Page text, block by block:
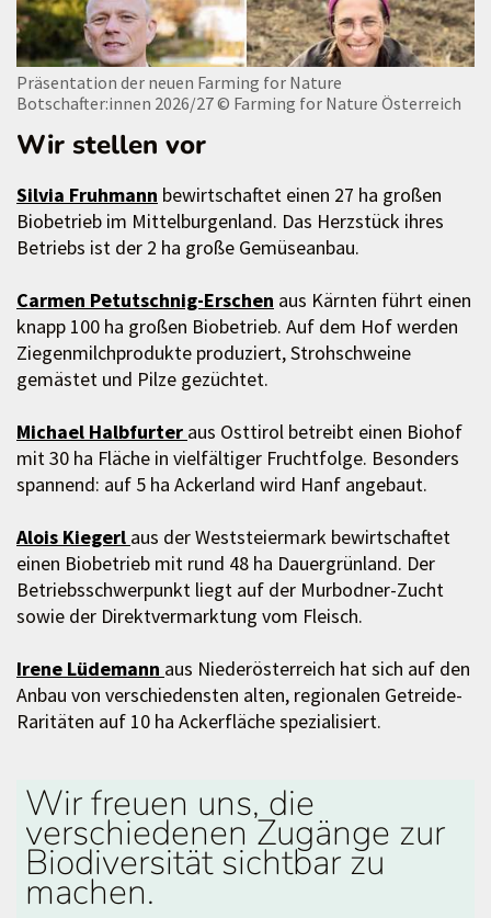
Präsentation der neuen Farming for Nature
Botschafter:innen 2026/27© Farming for Nature Österreich
Wir stellen vor
Silvia Fruhmann bewirtschaftet einen 27 ha großen
Biobetrieb im Mittelburgenland. Das Herzstück ihres
Betriebs ist der 2 ha große Gemüseanbau.
Carmen Petutschnig-Erschen aus Kärnten führt einen
knapp 100 ha großen Biobetrieb. Auf dem Hof werden
Ziegenmilchprodukte produziert, Strohschweine
gemästet und Pilze gezüchtet.
Michael Halbfurter aus Osttirol betreibt einen Biohof
mit 30 ha Fläche in vielfältiger Fruchtfolge. Besonders
spannend: auf 5 ha Ackerland wird Hanf angebaut.
Alois Kiegerl aus der Weststeiermark bewirtschaftet
einen Biobetrieb mit rund 48 ha Dauergrünland. Der
Betriebsschwerpunkt liegt auf der Murbodner-Zucht
sowie der Direktvermarktung vom Fleisch.
Irene Lüdemann aus Niederösterreich hat sich auf den
Anbau von verschiedensten alten, regionalen Getreide-
Raritäten auf 10 ha Ackerfläche spezialisiert.
Wir freuen uns, die
verschiedenen Zugänge zur
Biodiversität sichtbar zu
machen.